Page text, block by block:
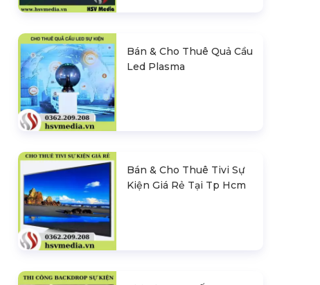
Bán & Cho Thuê Quả Cầu
Led Plasma
Bán & Cho Thuê Tivi Sự
Kiện Giá Rẻ Tại Tp Hcm